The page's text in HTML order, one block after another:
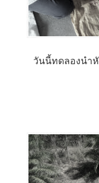
วันนี้ทดลองนำ